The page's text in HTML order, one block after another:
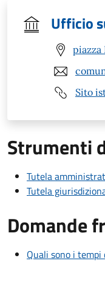
Ufficio
piazza
Sito
Strumenti
Tutela
Tutela
Domande
Quali sono i